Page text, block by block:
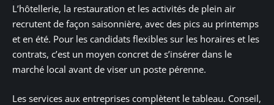
L’hôtellerie, la restauration et les activités de plein air
recrutent de façon saisonnière, avec des pics au printemps
et en été. Pour les candidats flexibles sur les horaires et les
contrats, c’est un moyen concret de s’insérer dans le
marché local avant de viser un poste pérenne.
Les services aux entreprises complètent le tableau. Conseil,